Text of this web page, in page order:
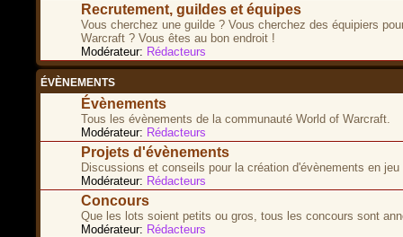
Recrutement, guildes et équipes
Vous cherchez une guilde ? Vous cherchez des équipiers
Warcraft ? Vous êtes au bon endroit !
Modérateur: Rédacteurs
ÉVÈNEMENTS
Évènements
Tous les évènements de la communauté World of Warcraft.
Modérateur: Rédacteurs
Projets d'évènements
Discussions et conseils pour la création d'évènements en jeu
Modérateur: Rédacteurs
Concours
Que les lots soient petits ou gros, tous les concours sont
Modérateur: Rédacteurs